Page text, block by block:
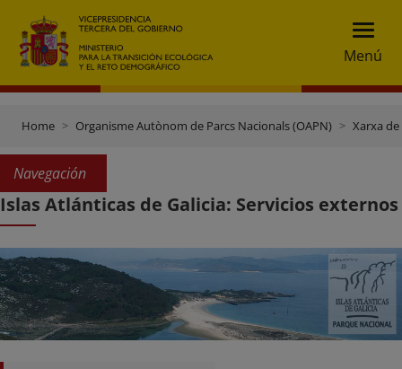
Menú
Home Organisme Autònom de Parcs Nacionals (OAPN) Xarxa
Navegación
Islas Atlánticas de Galicia: Servicios externos